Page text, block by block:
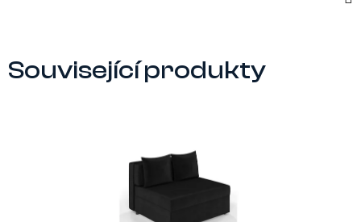
Související produkty